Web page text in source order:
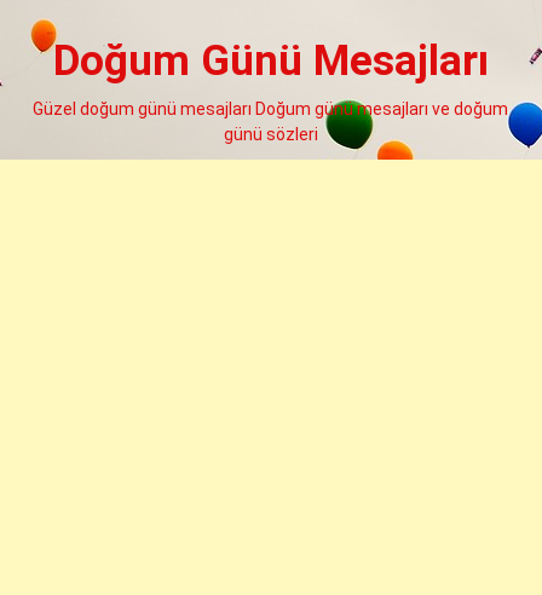
Doğum Günü Mesajları
Güzel doğum günü mesajları Doğum günü mesajları ve doğum
günü sözleri